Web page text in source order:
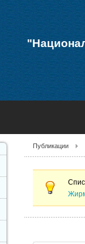
Публикации